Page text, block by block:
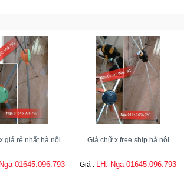
giá rẻ nhất hà nội
01645.096.793
Giá chữ x free ship hà nội
Giá : LH: Nga 01645.096.793